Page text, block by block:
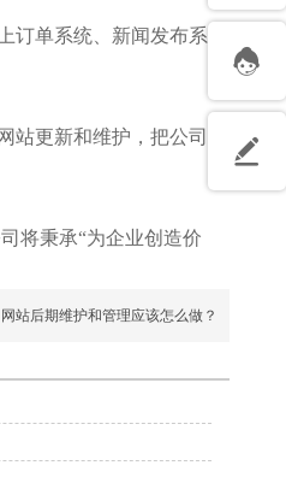
订单系统、新闻发布系
更新和维护，把公司或
将秉承“为企业创造价
站后期维护和管理应该怎么做？